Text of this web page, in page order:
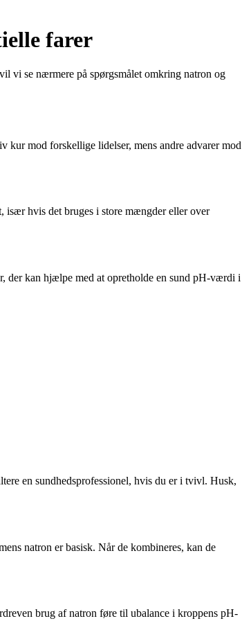
farer
vi se nærmere på spørgsmålet omkring natron og
mod forskellige lidelser, mens andre advarer mod
især hvis det bruges i store mængder eller over
der kan hjælpe med at opretholde en sund pH-værdi i
en sundhedsprofessionel, hvis du er i tvivl. Husk,
natron er basisk. Når de kombineres, kan de
brug af natron føre til ubalance i kroppens pH-